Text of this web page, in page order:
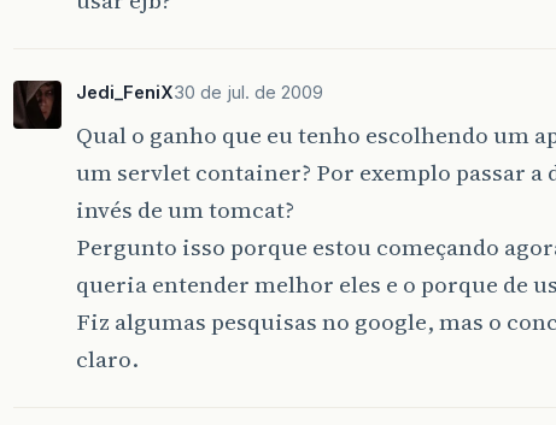
Jedi_FeniX30 de jul. de 2009
Qual o ganho que eu tenho escolhendo um
um servlet container? Por exemplo passar a
invés de um tomcat?
Pergunto isso porque estou começando
queria entender melhor eles e o porque de
Fiz algumas pesquisas no google, mas o
claro.